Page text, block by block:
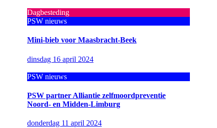
Dagbesteding
PSW nieuws
Mini-bieb voor Maasbracht-Beek
dinsdag 16 april 2024
PSW nieuws
PSW partner Alliantie zelfmoordpreventie
Noord- en Midden-Limburg
donderdag 11 april 2024